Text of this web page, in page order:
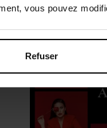
vous pouvez
Refuser